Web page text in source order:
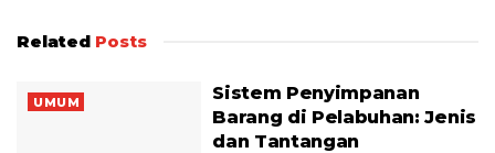
Related Posts
UMUM
Sistem Penyimpanan
Barang di Pelabuhan: Jenis
dan Tantangan